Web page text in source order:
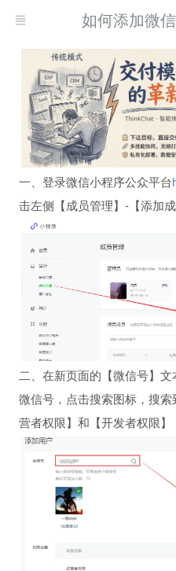
如何添加微
一、登录微信小程序公众平台
击左侧【成员管理】-【添加成
二、在新页面的【微信号】
微信号，点击搜索图标，搜
营者权限】和【开发者权限】